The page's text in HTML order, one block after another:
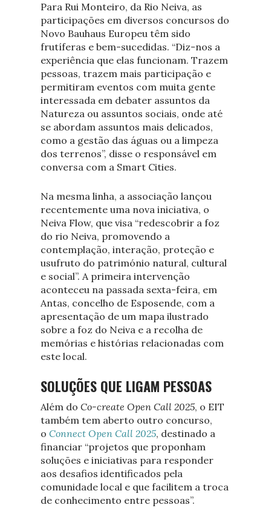
Para Rui Monteiro, da Rio Neiva, as
participações em diversos concursos do
Novo Bauhaus Europeu têm sido
frutíferas e bem-sucedidas. “Diz-nos a
experiência que elas funcionam. Trazem
pessoas, trazem mais participação e
permitiram eventos com muita gente
interessada em debater assuntos da
Natureza ou assuntos sociais, onde até
se abordam assuntos mais delicados,
como a gestão das águas ou a limpeza
dos terrenos”, disse o responsável em
conversa com a Smart Cities.
Na mesma linha, a associação lançou
recentemente uma nova iniciativa, o
Neiva Flow, que visa “redescobrir a foz
do rio Neiva, promovendo a
contemplação, interação, proteção e
usufruto do património natural, cultural
e social”. A primeira intervenção
aconteceu na passada sexta-feira, em
Antas, concelho de Esposende, com a
apresentação de um mapa ilustrado
sobre a foz do Neiva e a recolha de
memórias e histórias relacionadas com
este local.
SOLUÇÕES QUE LIGAM PESSOAS
Além do Co-create Open Call 2025, o EIT
também tem aberto outro concurso,
o Connect Open Call 2025, destinado a
financiar “projetos que proponham
soluções e iniciativas para responder
aos desafios identificados pela
comunidade local e que facilitem a troca
de conhecimento entre pessoas”.